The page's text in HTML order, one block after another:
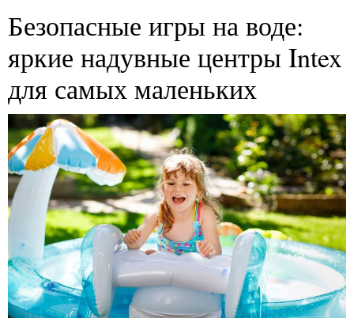
Безопасные игры на воде:
яркие надувные центры Intex
для самых маленьких